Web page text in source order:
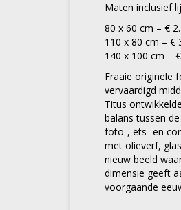
Maten inclusief
80 x 60 cm – €
110 x 80 cm – €
140 x 100 cm –
Fraaie originele
vervaardigd
Titus
balans tussen
foto-, ets- en
met olieverf,
nieuw beeld
dimensie geeft
voorgaande